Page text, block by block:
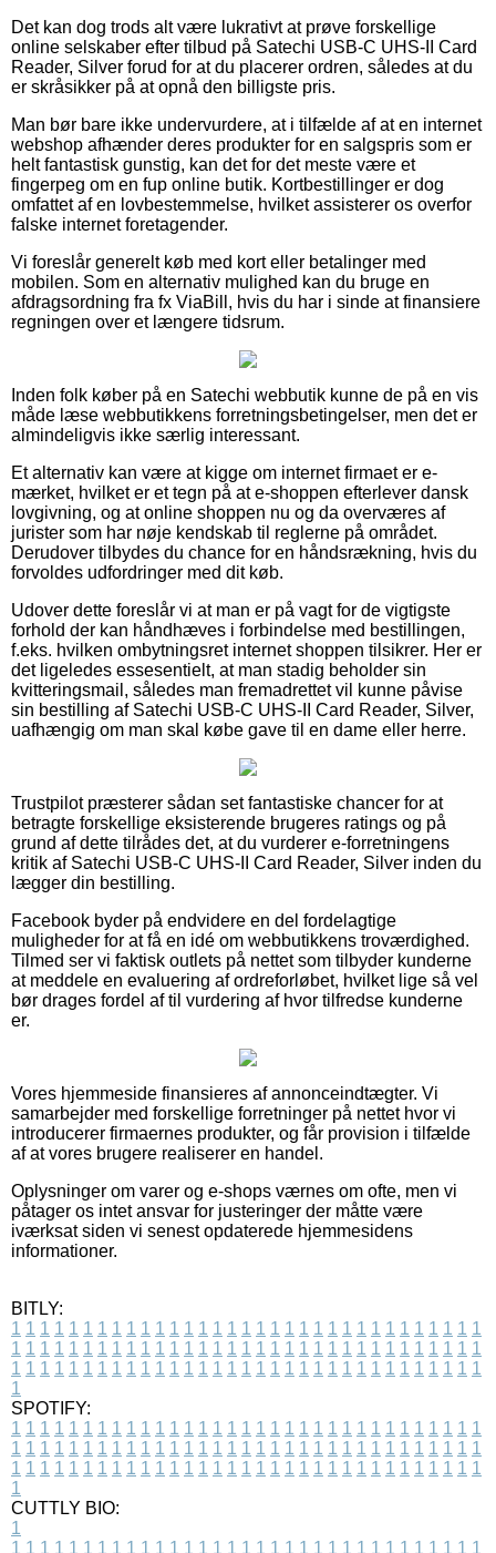
Det kan dog trods alt være lukrativt at prøve forskellige
online selskaber efter tilbud på Satechi USB-C UHS-II Card
Reader, Silver forud for at du placerer ordren, således at du
er skråsikker på at opnå den billigste pris.
Man bør bare ikke undervurdere, at i tilfælde af at en internet
webshop afhænder deres produkter for en salgspris som er
helt fantastisk gunstig, kan det for det meste være et
fingerpeg om en fup online butik. Kortbestillinger er dog
omfattet af en lovbestemmelse, hvilket assisterer os overfor
falske internet foretagender.
Vi foreslår generelt køb med kort eller betalinger med
mobilen. Som en alternativ mulighed kan du bruge en
afdragsordning fra fx ViaBill, hvis du har i sinde at finansiere
regningen over et længere tidsrum.
Inden folk køber på en Satechi webbutik kunne de på en vis
måde læse webbutikkens forretningsbetingelser, men det er
almindeligvis ikke særlig interessant.
Et alternativ kan være at kigge om internet firmaet er e-
mærket, hvilket er et tegn på at e-shoppen efterlever dansk
lovgivning, og at online shoppen nu og da overværes af
jurister som har nøje kendskab til reglerne på området.
Derudover tilbydes du chance for en håndsrækning, hvis du
forvoldes udfordringer med dit køb.
Udover dette foreslår vi at man er på vagt for de vigtigste
forhold der kan håndhæves i forbindelse med bestillingen,
f.eks. hvilken ombytningsret internet shoppen tilsikrer. Her er
det ligeledes essesentielt, at man stadig beholder sin
kvitteringsmail, således man fremadrettet vil kunne påvise
sin bestilling af Satechi USB-C UHS-II Card Reader, Silver,
uafhængig om man skal købe gave til en dame eller herre.
Trustpilot præsterer sådan set fantastiske chancer for at
betragte forskellige eksisterende brugeres ratings og på
grund af dette tilrådes det, at du vurderer e-forretningens
kritik af Satechi USB-C UHS-II Card Reader, Silver inden du
lægger din bestilling.
Facebook byder på endvidere en del fordelagtige
muligheder for at få en idé om webbutikkens troværdighed.
Tilmed ser vi faktisk outlets på nettet som tilbyder kunderne
at meddele en evaluering af ordreforløbet, hvilket lige så vel
bør drages fordel af til vurdering af hvor tilfredse kunderne
er.
Vores hjemmeside finansieres af annonceindtægter. Vi
samarbejder med forskellige forretninger på nettet hvor vi
introducerer firmaernes produkter, og får provision i tilfælde
af at vores brugere realiserer en handel.
Oplysninger om varer og e-shops værnes om ofte, men vi
påtager os intet ansvar for justeringer der måtte være
iværksat siden vi senest opdaterede hjemmesidens
informationer.
BITLY:
1 1 1 1 1 1 1 1 1 1 1 1 1 1 1 1 1 1 1 1 1 1 1 1 1 1 1 1 1 1 1 1 1
1 1 1 1 1 1 1 1 1 1 1 1 1 1 1 1 1 1 1 1 1 1 1 1 1 1 1 1 1 1 1 1 1
1 1 1 1 1 1 1 1 1 1 1 1 1 1 1 1 1 1 1 1 1 1 1 1 1 1 1 1 1 1 1 1 1
1
SPOTIFY:
1 1 1 1 1 1 1 1 1 1 1 1 1 1 1 1 1 1 1 1 1 1 1 1 1 1 1 1 1 1 1 1 1
1 1 1 1 1 1 1 1 1 1 1 1 1 1 1 1 1 1 1 1 1 1 1 1 1 1 1 1 1 1 1 1 1
1 1 1 1 1 1 1 1 1 1 1 1 1 1 1 1 1 1 1 1 1 1 1 1 1 1 1 1 1 1 1 1 1
1
CUTTLY BIO:
1
1 1 1 1 1 1 1 1 1 1 1 1 1 1 1 1 1 1 1 1 1 1 1 1 1 1 1 1 1 1 1 1 1